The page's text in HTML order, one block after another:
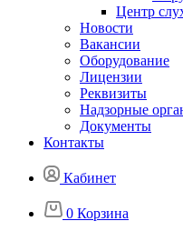
Центр
Новости
Вакансии
Оборудование
Лицензии
Реквизиты
Надзорные
Документы
Контакты
Кабинет
0 Корзина